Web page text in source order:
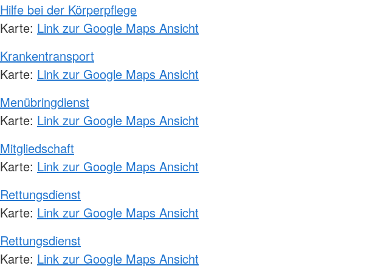
Hilfe bei der Körperpflege
Karte: Link zur Google Maps Ansicht
Krankentransport
Karte: Link zur Google Maps Ansicht
Menübringdienst
Karte: Link zur Google Maps Ansicht
Mitgliedschaft
Karte: Link zur Google Maps Ansicht
Rettungsdienst
Karte: Link zur Google Maps Ansicht
Rettungsdienst
Karte: Link zur Google Maps Ansicht